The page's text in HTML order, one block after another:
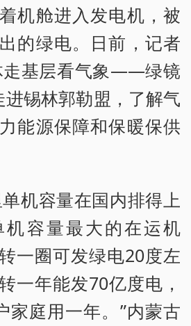
机舱进入发电机，被
的绿电。日前，记者
走基层看气象——绿镜
进锡林郭勒盟，了解气
能源保障和保暖保供
机容量在国内排得上
容量最大的在运机
一圈可发绿电20度左
一年能发70亿度电，
家庭用一年。”内蒙古